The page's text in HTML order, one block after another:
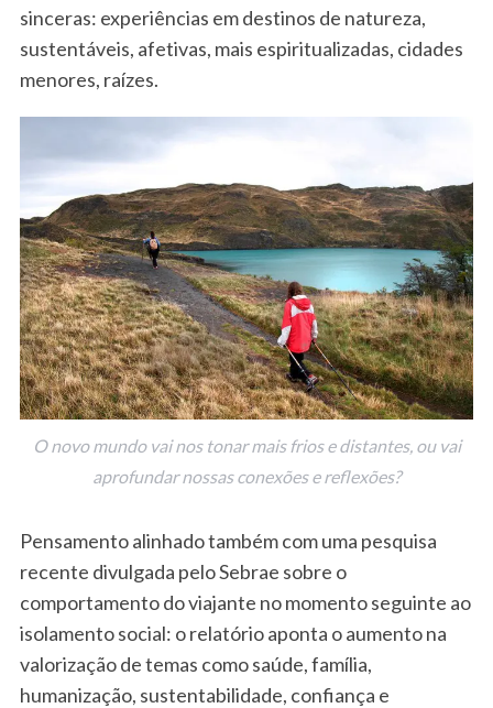
sinceras: experiências em destinos de natureza,
sustentáveis, afetivas, mais espiritualizadas, cidades
menores, raízes.
O novo mundo vai nos tonar mais frios e distantes, ou vai
aprofundar nossas conexões e reflexões?
Pensamento alinhado também com uma pesquisa
recente divulgada pelo Sebrae sobre o
comportamento do viajante no momento seguinte ao
isolamento social: o relatório aponta o aumento na
valorização de temas como saúde, família,
humanização, sustentabilidade, confiança e